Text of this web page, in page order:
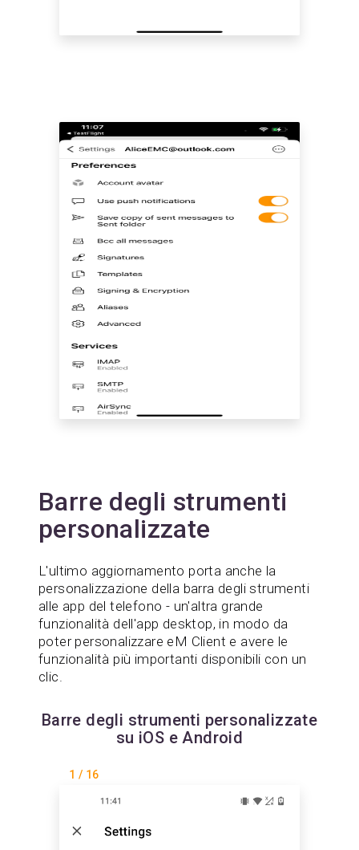
Barre degli strumenti
personalizzate
L'ultimo aggiornamento porta anche la
personalizzazione della barra degli strumenti
alle app del telefono - un'altra grande
funzionalità dell'app desktop, in modo da
poter personalizzare eM Client e avere le
funzionalità più importanti disponibili con un
clic.
Barre degli strumenti personalizzate
su iOS e Android
1 / 16